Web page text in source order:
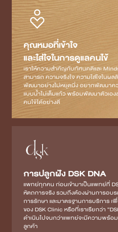
คุณหมอที่เข้าใจ
และใส่ใจในการดูแลคนไข้
เราให้ความสำคัญกับทัศนคติและ
สามารถ ความจริงใจ ความใส่ใจในผล
พัฒนาอย่างไม่หยุดนิ่ง อยากพัฒนาคว
แบบน้ำไม่เต็มแก้ว พร้อมพัฒนาตัวเอง
คนไข้ได้อย่างดี
การปลูกฝัง DSK DNA
แพทย์ทุกคน ก่อนเข้ามาเป็นแพทย์ที่
หัตถการจริง รวมถึงต้องผ่านการอบร
การรักษา และมาตรฐานการบริการ เ
ของ DSK Clinic หรือที่เราเรียกว่า
ดำเนินไปจนกว่าแพทย์จะมีความพร้อ
ลูกค้า